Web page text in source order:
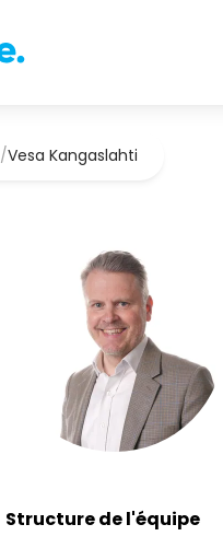
/Vesa Kangaslahti
Structure de l'équipe